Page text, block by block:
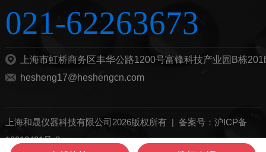
021-62263673
上海市虹桥商务区丰华公路1200号富锋科技产业园B栋
hesheng17@heshengcn.com
上海和晟仪器科技有限公司2026版权所有 | 备案号：沪ICP备
10012421号-8